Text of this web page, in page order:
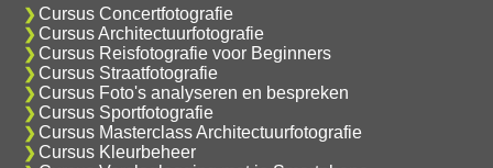
Cursus Concertfotografie
Cursus Architectuurfotografie
Cursus Reisfotografie voor Beginners
Cursus Straatfotografie
Cursus Foto's analyseren en bespreken
Cursus Sportfotografie
Cursus Masterclass Architectuurfotografie
Cursus Kleurbeheer